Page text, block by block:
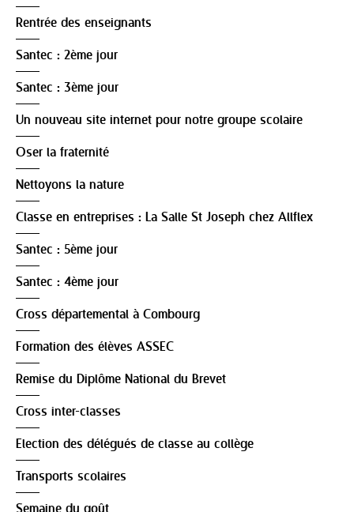
Rentrée des enseignants
Santec : 2ème jour
Santec : 3ème jour
Un nouveau site internet pour notre groupe scolaire
Oser la fraternité
Nettoyons la nature
Classe en entreprises : La Salle St Joseph chez Allflex
Santec : 5ème jour
Santec : 4ème jour
Cross départemental à Combourg
Formation des élèves ASSEC
Remise du Diplôme National du Brevet
Cross inter-classes
Election des délégués de classe au collège
Transports scolaires